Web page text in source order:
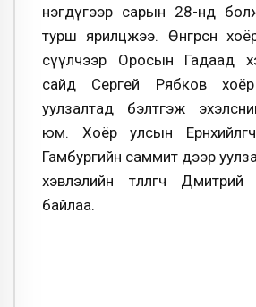
нэгдүгээр сарын 28-нд
турш ярилцжээ. Өнгөрсөн
сүүлчээр Оросын Гадаад
сайд Сергей Рябков хоёр
уулзалтад бэлтгэж
юм. Хоёр улсын
Гамбургийн саммит дээр
хэвлэлийн төлөөлөгч
байлаа.